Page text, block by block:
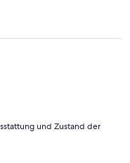
und Zustand der